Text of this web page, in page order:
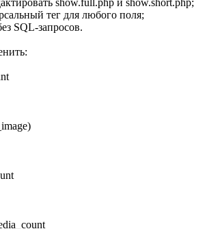
тег для любого поля;
SQL-запросов.